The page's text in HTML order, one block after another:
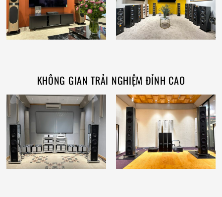
KHÔNG GIAN TRẢI NGHIỆM ĐỈNH CAO